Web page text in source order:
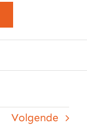
Volgende